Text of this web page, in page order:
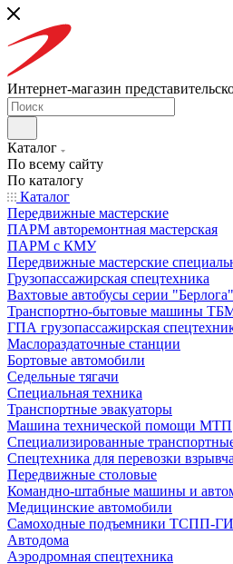
Интернет-магазин
Каталог
По всему сайту
По каталогу
Каталог
Передвижные мастерские
ПАРМ авторемонтная мастерская
ПАРМ с КМУ
Передвижные мастерские
Грузопассажирская спецтехника
Вахтовые автобусы серии "Берлога"
Транспортно-бытовые машины
ГПА грузопассажирская
Маслораздаточные станции
Бортовые автомобили
Седельные тягачи
Специальная техника
Транспортные эвакуаторы
Машина технической помощи МТП
Специализированные
Спецтехника для перевозки
Передвижные столовые
Командно-штабные машины и
Медицинские автомобили
Самоходные подъемники ТСПП-
Автодома
Аэродромная спецтехника